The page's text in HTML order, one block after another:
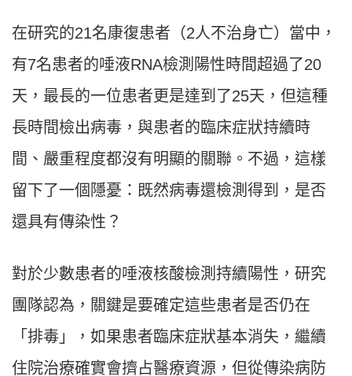
在研究的21名康復患者（2人不治身亡）當中，
有7名患者的唾液RNA檢測陽性時間超過了20
天，最長的一位患者更是達到了25天，但這種
長時間檢出病毒，與患者的臨床症狀持續時
間、嚴重程度都沒有明顯的關聯。不過，這樣
留下了一個隱憂：既然病毒還檢測得到，是否
還具有傳染性？
對於少數患者的唾液核酸檢測持續陽性，研究
團隊認為，關鍵是要確定這些患者是否仍在
「排毒」，如果患者臨床症狀基本消失，繼續
住院治療確實會擠占醫療資源，但從傳染病防